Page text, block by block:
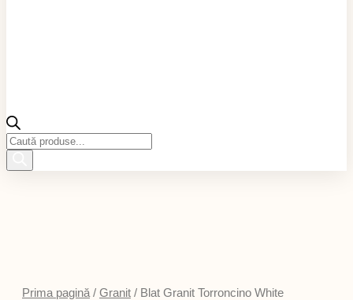
Products
search
Prima pagină / Granit / Blat Granit Torroncino White